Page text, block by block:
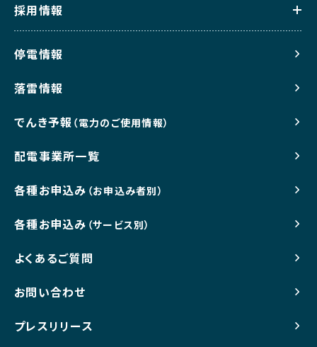
採用情報
停電情報
落雷情報
でんき予報 （電力のご使用情報）
配電事業所一覧
各種お申込み （お申込み者別）
各種お申込み （サービス別）
よくあるご質問
お問い合わせ
プレスリリース